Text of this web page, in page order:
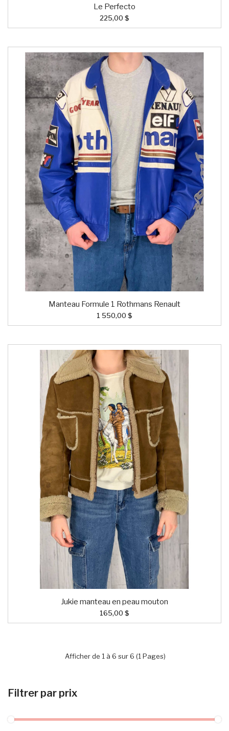
Filtrer par prix
Le Perfecto
225,00 $
Manteau Formule 1 Rothmans Renault
1 550,00 $
Jukie manteau en peau mouton
165,00 $
Afficher de 1 à 6 sur 6 (1 Pages)